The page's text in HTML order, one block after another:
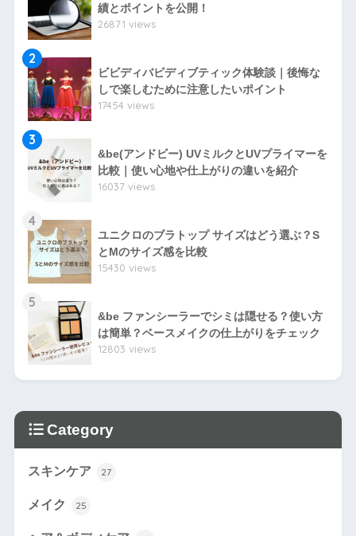
績とポイントを公開！
26871 views
2
ビビディバビディブティック体験談｜後悔な
しで楽しむために注意したいポイント
17454 views
3
&be(アンドビー) UVミルクとUVプライマーを
比較｜使い心地や仕上がりの違いを紹介
16037 views
4
ユニクロのブラトップ サイズはどう選ぶ？S
とMのサイズ感を比較
15430 views
5
&be ファンシーラーでシミは隠せる？使い方
は簡単？ベースメイクの仕上がりをチェック
12803 views
Category
スキンケア 27
メイク 25